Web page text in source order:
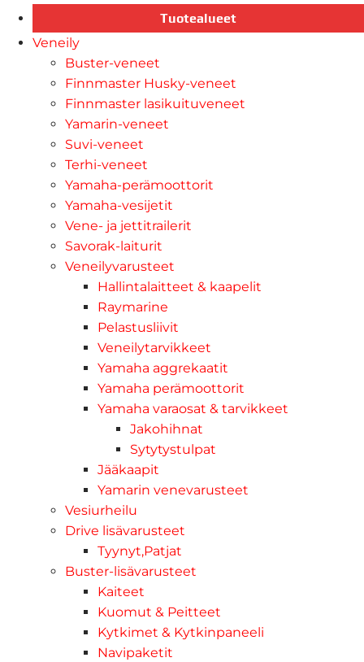
Tuotealueet
Veneily
Buster-veneet
Finnmaster Husky-veneet
Finnmaster lasikuituveneet
Yamarin-veneet
Suvi-veneet
Terhi-veneet
Yamaha-perämoottorit
Yamaha-vesijetit
Vene- ja jettitrailerit
Savorak-laiturit
Veneilyvarusteet
Hallintalaitteet & kaapelit
Raymarine
Pelastusliivit
Veneilytarvikkeet
Yamaha aggrekaatit
Yamaha perämoottorit
Yamaha varaosat & tarvikkeet
Jakohihnat
Sytytystulpat
Jääkaapit
Yamarin venevarusteet
Vesiurheilu
Drive lisävarusteet
Tyynyt,Patjat
Buster-lisävarusteet
Kaiteet
Kuomut & Peitteet
Kytkimet & Kytkinpaneeli
Navipaketit